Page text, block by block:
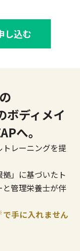
し込む
ボディメイ
へ。
レーニングを提
」に基づいたト
管理栄養士が伴
で手に入れません